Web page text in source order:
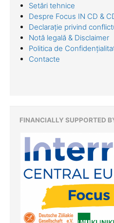
Setări tehnice
Despre Focus IN CD &
Declarație privind
Notă legală & Disclaimer
Politica de
Contacte
FINANCIALLY SUPPORTED